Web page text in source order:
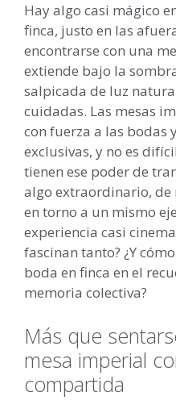
Hay algo casi mágico
finca, justo en las
encontrarse con una
extiende bajo la
salpicada de luz
cuidadas. Las mesas
con fuerza a las bodas
exclusivas, y no es
tienen ese poder de
algo extraordinario,
en torno a un mismo
experiencia casi
fascinan tanto? ¿Y
boda en finca en el
memoria colectiva?
Más que
mesa imperial
compartida